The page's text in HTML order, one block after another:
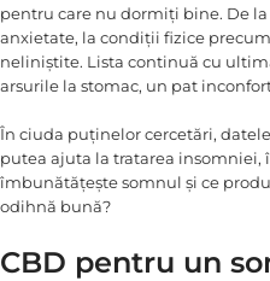
pentru care nu dormiți bine. De la
anxietate, la condiții fizice
neliniștite. Lista continuă cu
arsurile la stomac, un pat
În ciuda puținelor cercetări,
putea ajuta la tratarea insomniei,
îmbunătățește somnul și ce
odihnă bună?
CBD pentru un